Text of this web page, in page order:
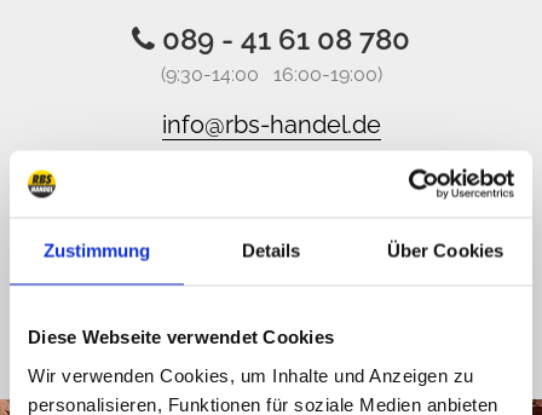
Zustimmung Details Über Cookies
Diese Webseite verwendet Cookies
Wir verwenden Cookies, um Inhalte und Anzeigen zu
personalisieren, Funktionen für soziale Medien anbieten
089 - 41 61 08 780
(9:30-14:00 16:00-19:00)
info@rbs-handel.de